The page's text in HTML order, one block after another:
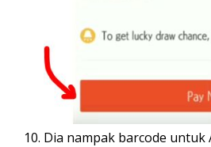
Dia nampak barcode untuk